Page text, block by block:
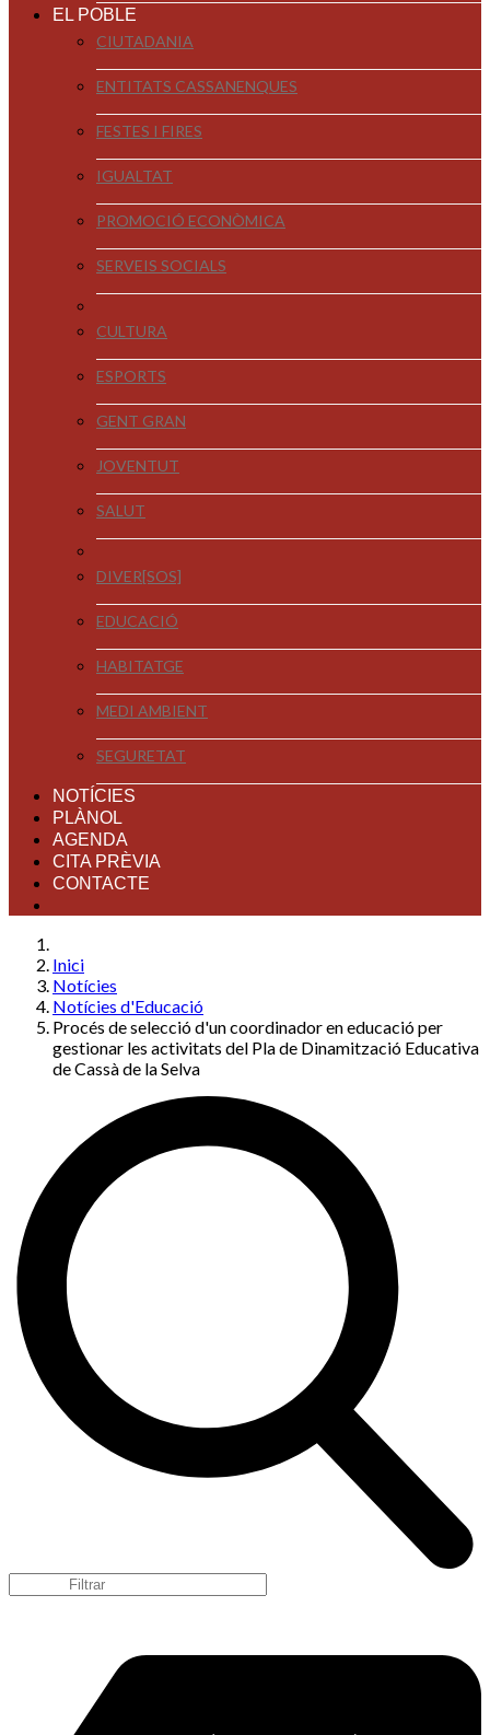
EL POBLE
CIUTADANIA
ENTITATS CASSANENQUES
FESTES I FIRES
IGUALTAT
PROMOCIÓ ECONÒMICA
SERVEIS SOCIALS
CULTURA
ESPORTS
GENT GRAN
JOVENTUT
SALUT
DIVER[SOS]
EDUCACIÓ
HABITATGE
MEDI AMBIENT
SEGURETAT
NOTÍCIES
PLÀNOL
AGENDA
CITA PRÈVIA
CONTACTE
Inici
Notícies
Notícies d'Educació
Procés de selecció d'un coordinador en educació per
gestionar les activitats del Pla de Dinamització Educativa
de Cassà de la Selva